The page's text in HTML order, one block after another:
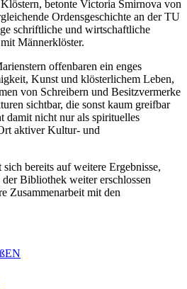
betonte Victoria Smirnova von
Ordensgeschichte an der TU
schriftliche und wirtschaftliche
Männerklöster.
offenbaren ein enges
Kunst und klösterlichem Leben,
von Schreibern und Besitzvermerke
sichtbar, die sonst kaum greifbar
damit nicht nur als spirituelles
aktiver Kultur- und
bereits auf weitere Ergebnisse,
Bibliothek weiter erschlossen
Zusammenarbeit mit den